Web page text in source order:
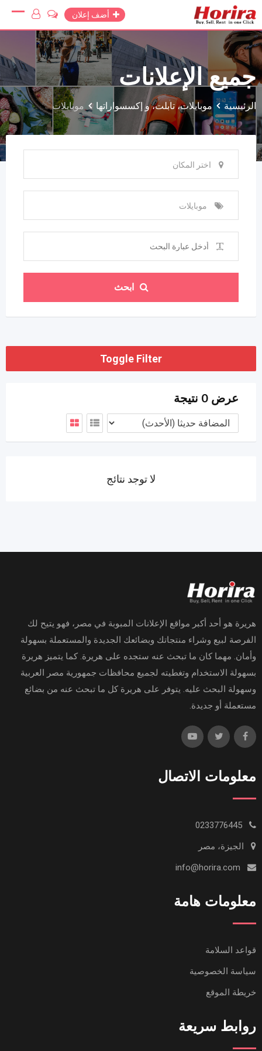
Skip
content
أضف إعلان
جميع الإعلانات
الرئيسية موبايلات، تابلت، و إكسسواراتها موبايلات
اختر المكان
موبايلات
ابحث
Toggle Filter
عرض 0 نتيجة
لا توجد نتائج
هريرة هو أحد أكبر مواقع الإعلانات المبوبة في مصر، فهو يتيح لك
الفرصة لبيع وشراء منتجاتك وبضائعك الجديدة والمستعملة بسهولة
وأمان. مهما كان ما تبحث عنه ستجده على هريرة. كما يتميز هريرة
بسهولة الاستخدام وتغطيته لجميع محافظات جمهورية مصر العربية
وسهولة البحث عليه. يتوفر على هريرة كل ما تبحث عنه من بضائع
مستعملة أو جديدة.
معلومات الاتصال
الجيزة، مصر
معلومات هامة
قواعد السلامة
سياسة الخصوصية
خريطة الموقع
روابط سريعة